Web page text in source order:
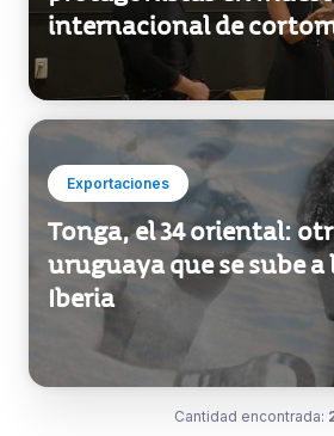
Exportaciones
El carácter íntimo y la
cultural del cine
protagonistas en
internacional de
Tonga, el 34 oriental:
uruguaya que se sube a